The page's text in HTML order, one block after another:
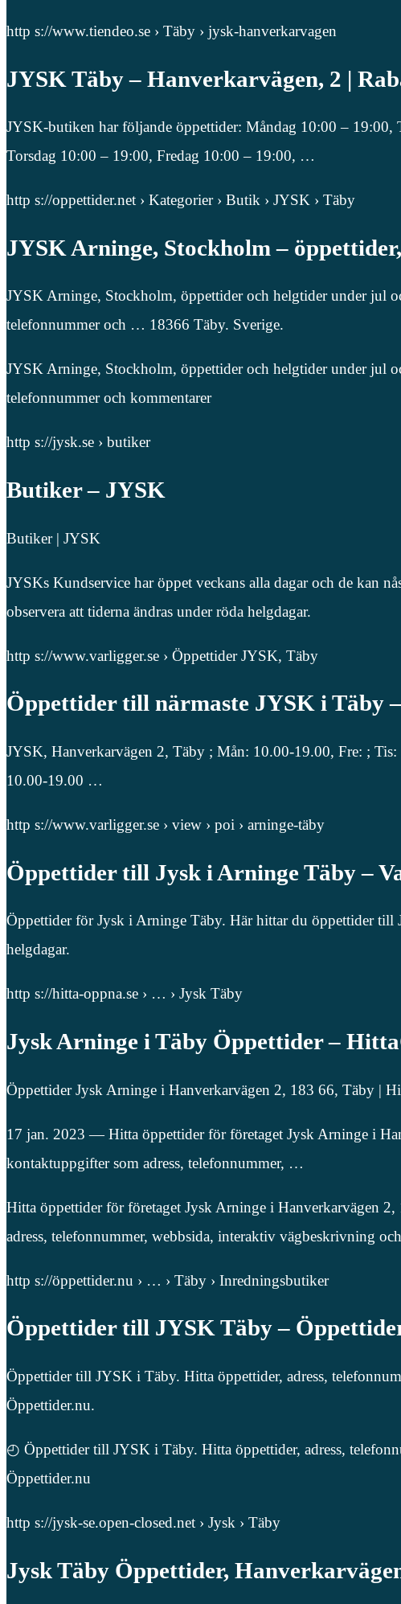
http s://www.tiendeo.se › Täby › jysk-hanverkarvagen
JYSK Täby – Hanverkarvägen, 2 |
JYSK-butiken har följande öppettider: Måndag 10:00 –
Torsdag 10:00 – 19:00, Fredag 10:00 – 19:00, …
http s://oppettider.net › Kategorier › Butik › JYSK › Täby
JYSK Arninge, Stockholm –
JYSK Arninge, Stockholm, öppettider och helgtider under jul
telefonnummer och … 18366 Täby. Sverige.
JYSK Arninge, Stockholm, öppettider och helgtider under jul
telefonnummer och kommentarer
http s://jysk.se › butiker
Butiker – JYSK
Butiker | JYSK
JYSKs Kundservice har öppet veckans alla dagar och de kan
observera att tiderna ändras under röda helgdagar.
http s://www.varligger.se › Öppettider JYSK, Täby
Öppettider till närmaste JYSK i Täby
JYSK, Hanverkarvägen 2, Täby ; Mån: 10.00-19.00, Fre: ;
10.00-19.00 …
http s://www.varligger.se › view › poi › arninge-täby
Öppettider till Jysk i Arninge Täby –
Öppettider för Jysk i Arninge Täby. Här hittar du öppettider till
helgdagar.
http s://hitta-oppna.se › … › Jysk Täby
Jysk Arninge i Täby Öppettider –
Öppettider Jysk Arninge i Hanverkarvägen 2, 183 66, Täby |
17 jan. 2023 — Hitta öppettider för företaget Jysk Arninge i
kontaktuppgifter som adress, telefonnummer, …
Hitta öppettider för företaget Jysk Arninge i Hanverkarvägen
adress, telefonnummer, webbsida, interaktiv vägbeskrivning
http s://öppettider.nu › … › Täby › Inredningsbutiker
Öppettider till JYSK Täby –
Öppettider till JYSK i Täby. Hitta öppettider, adress,
Öppettider.nu.
◴ Öppettider till JYSK i Täby. Hitta öppettider, adress,
Öppettider.nu
http s://jysk-se.open-closed.net › Jysk › Täby
Jysk Täby Öppettider,